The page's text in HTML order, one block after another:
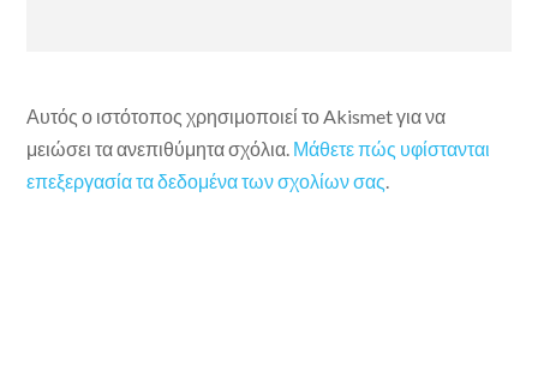
Αυτός ο ιστότοπος χρησιμοποιεί το Akismet για να
μειώσει τα ανεπιθύμητα σχόλια. Μάθετε πώς υφίστανται
επεξεργασία τα δεδομένα των σχολίων σας.